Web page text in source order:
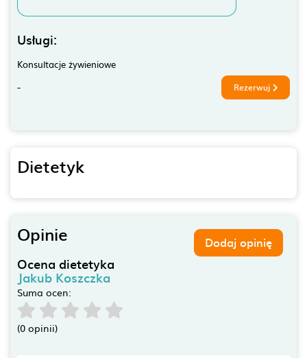
Usługi:
Konsultacje żywieniowe
- Rezerwuj
Dietetyk
Opinie Dodaj opinię
Ocena dietetyka
Jakub Koszczka
Suma ocen:
(0 opinii)